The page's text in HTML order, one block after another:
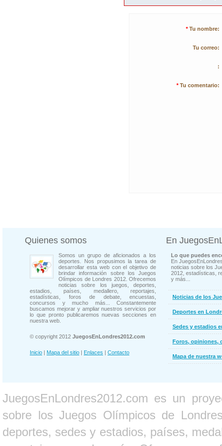
* Tu nombre:
Tu correo:
:
* Tu comentario:
Quienes somos
Somos un grupo de aficionados a los
deportes. Nos propusimos la tarea de
desarrollar esta web con el objetivo de
brindar información sobre los Juegos
Olímpicos de Londres 2012. Ofrecemos
noticias sobre los juegos, deportes,
estadios, países, medallero, reportajes,
estadísticas, foros de debate, encuestas,
concursos y mucho más... Constantemente
buscamos mejorar y ampliar nuestros servicios por
lo que pronto publicaremos nuevas secciones en
nuestra web.
© copyright 2012 JuegosEnLondres2012.com
Inicio | Mapa del sitio | Enlaces | Contacto
En
Lo que puedes
En
noticias sobre los
2012, estadísticas,
y más...
Noticias de los
Deportes en
Sedes y estadios
Foros, opiniones,
Mapa de nuestra
JuegosEnLondres2012.com es un
sobre los Juegos Olímpicos de
deportes, sedes y estadios, países,